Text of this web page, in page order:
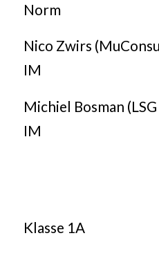
Norm
Nico Zwirs
IM
Michiel Bosman
IM
Klasse 1A